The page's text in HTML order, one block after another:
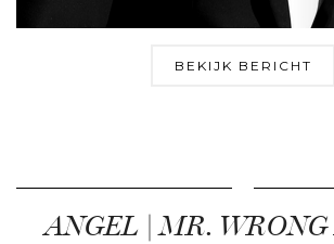
BEKIJK BERICHT
ANGEL | MR. WRONG